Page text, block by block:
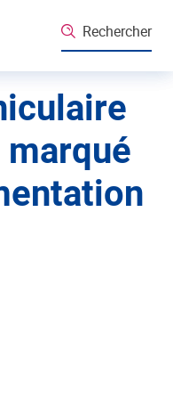
Rechercher